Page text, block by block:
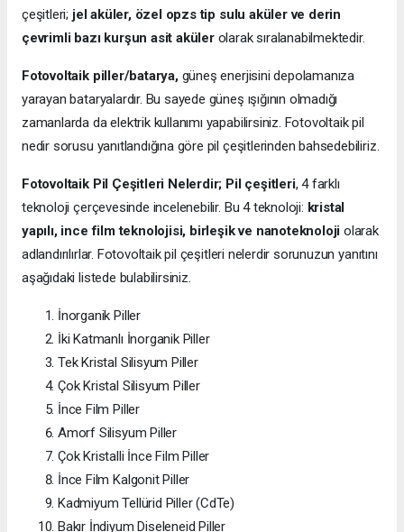
çeşitleri; jel aküler, özel opzs tip sulu aküler ve derin
çevrimli bazı kurşun asit akülerolarak sıralanabilmektedir.
Fotovoltaik piller/batarya,güneş enerjisini depolamanıza
yarayan bataryalardır. Bu sayede güneş ışığının olmadığı
zamanlarda da elektrik kullanımı yapabilirsiniz. Fotovoltaik pil
nedir sorusu yanıtlandığına göre pil çeşitlerinden bahsedebiliriz.
Fotovoltaik Pil Çeşitleri Nelerdir; Pil çeşitleri, 4 farklı
teknoloji çerçevesinde incelenebilir. Bu 4 teknoloji: kristal
yapılı, ince film teknolojisi, birleşik ve nanoteknoloji olarak
adlandırılırlar. Fotovoltaik pil çeşitleri nelerdir sorunuzun yanıtını
aşağıdaki listede bulabilirsiniz.
İnorganik Piller
İki Katmanlı İnorganik Piller
Tek Kristal Silisyum Piller
Çok Kristal Silisyum Piller
İnce Film Piller
Amorf Silisyum Piller
Çok Kristalli İnce Film Piller
İnce Film Kalgonit Piller
Kadmiyum Tellürid Piller (CdTe)
Bakır İndiyum Diseleneid Piller